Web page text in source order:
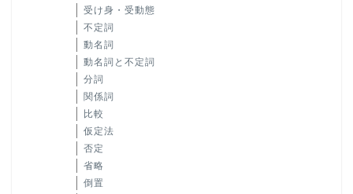
受け身・受動態
不定詞
動名詞
動名詞と不定詞
分詞
関係詞
比較
仮定法
否定
省略
倒置